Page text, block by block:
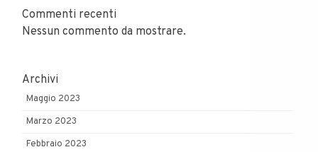
Commenti recenti
Nessun commento da mostrare.
Archivi
Maggio 2023
Marzo 2023
Febbraio 2023